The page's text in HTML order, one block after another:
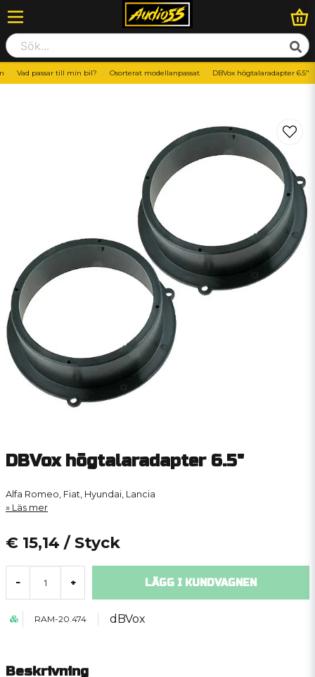
Vad passar till min bil? Osorterat modellanpassat DBVox högtalaradapter 6.5"
DBVox högtalaradapter 6.5"
Alfa Romeo, Fiat, Hyundai, Lancia
Läs mer
€ 15,14 / Styck
- + LÄGG I KUNDVAGNEN
RAM-20.474 dBVox
Beskrivning